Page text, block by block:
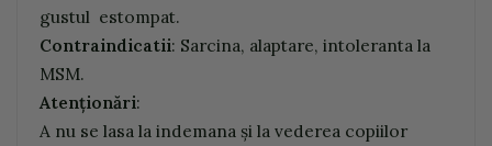
gustul estompat.
Contraindicatii: Sarcina, alaptare, intoleranta la
MSM.
Atenţionări:
A nu se lasa la indemana şi la vederea copiilor